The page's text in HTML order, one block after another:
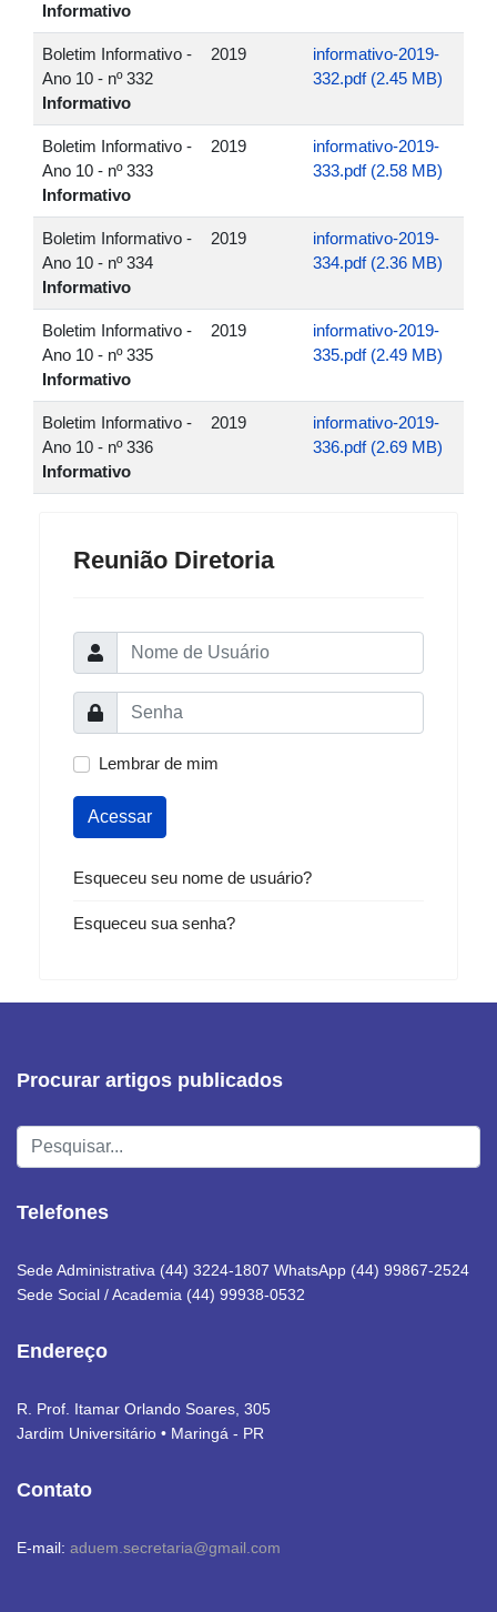
Informativo
Boletim Informativo -
Ano 10 - nº 332
Informativo
2019
informativo-2019-
332.pdf (2.45 MB)
Boletim Informativo -
Ano 10 - nº 333
Informativo
2019
informativo-2019-
333.pdf (2.58 MB)
Boletim Informativo -
Ano 10 - nº 334
Informativo
2019
informativo-2019-
334.pdf (2.36 MB)
Boletim Informativo -
Ano 10 - nº 335
Informativo
2019
informativo-2019-
335.pdf (2.49 MB)
Boletim Informativo -
Ano 10 - nº 336
Informativo
2019
informativo-2019-
336.pdf (2.69 MB)
Reunião Diretoria
Lembrar de mim
Acessar
Esqueceu seu nome de usuário?
Esqueceu sua senha?
Procurar artigos publicados
Pesquisar...
Telefones
Sede Administrativa (44) 3224-1807 WhatsApp (44) 99867-2524
Sede Social / Academia (44) 99938-0532
Endereço
R. Prof. Itamar Orlando Soares, 305
Jardim Universitário • Maringá - PR
Contato
E-mail: aduem.secretaria@gmail.com